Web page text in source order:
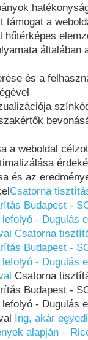
támogat a
hőtérképes
általában
és a
a weboldal
és az
Csatorna
Budapest -
- Dugulás
Csatorna
Budapest -
- Dugulás
Csatorna
Budapest -
- Dugulás
Ing, akár
alapján –